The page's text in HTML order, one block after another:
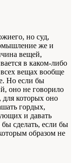
но суд,
же и
вещей,
в каком-либо
вещах вообще
Но если бы
оно не говорило
для которых оно
гордых,
и давать
сделать, если бы
образом не